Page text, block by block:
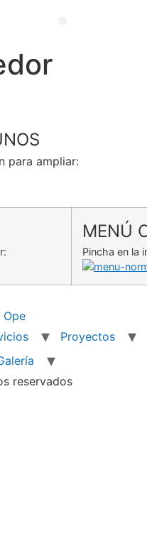
para ampliar:
MENÚ
Pincha en la
Proyectos
reservados